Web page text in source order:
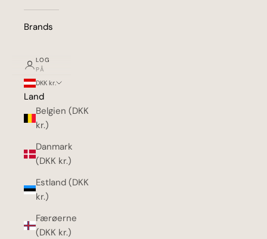
Brands
LOG
PÅ
DKK kr.
Land
Belgien (DKK
kr.)
Danmark
(DKK kr.)
Estland (DKK
kr.)
Færøerne
(DKK kr.)